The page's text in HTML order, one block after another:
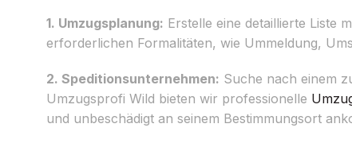
1. Umzugsplanung: Erstelle eine detaillierte Liste
erforderlichen Formalitäten, wie Ummeldung,
2. Speditionsunternehmen: Suche nach einem
Umzugsprofi Wild bieten wir professionelle
und unbeschädigt an seinem Bestimmungsort